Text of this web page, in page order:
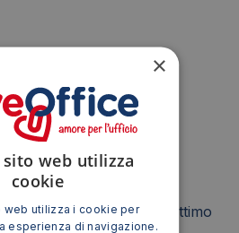
di acquisto e
di consegna.
nella spedizione! Tutto ottimo
×
sito web utilizza
cookie
web utilizza i cookie per
esperienza di navigazione.